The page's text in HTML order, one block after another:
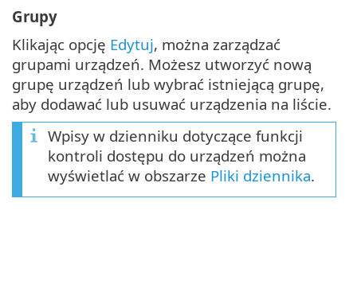
Grupy
Klikając opcję Edytuj, można zarządzać
grupami urządzeń. Możesz utworzyć nową
grupę urządzeń lub wybrać istniejącą grupę,
aby dodawać lub usuwać urządzenia na liście.
Wpisy w dzienniku dotyczące funkcji
kontroli dostępu do urządzeń można
wyświetlać w obszarze Pliki dziennika.